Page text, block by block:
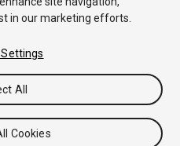
in our marketing efforts.
All
Cookies